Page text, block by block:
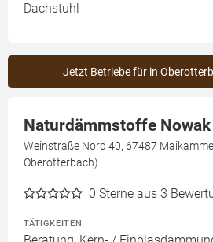
Dachstuhl
Jetzt Betriebe für in
Naturdämmstoffe Nowak
Weinstraße Nord 40, 67487
Oberotterbach)
0 Sterne aus 3
TÄTIGKEITEN